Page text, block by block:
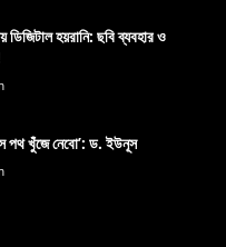
হয়রানি: ছবি ব্যবহার ও
পথ খুঁজে নেবো’: ড. ইউনূস